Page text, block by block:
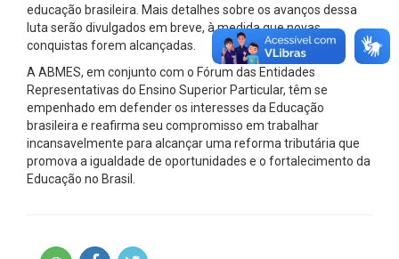
educação brasileira. Mais detalhes sobre os avanços dessa
luta serão divulgados em breve, à medida que novas
conquistas forem alcançadas.
A ABMES, em conjunto com o Fórum das Entidades
Representativas do Ensino Superior Particular, têm se
empenhado em defender os interesses da Educação
brasileira e reafirma seu compromisso em trabalhar
incansavelmente para alcançar uma reforma tributária que
promova a igualdade de oportunidades e o fortalecimento da
Educação no Brasil.